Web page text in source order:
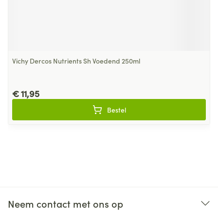
Vichy Dercos Nutrients Sh Voedend 250ml
€ 11,95
Bestel
Neem contact met ons op